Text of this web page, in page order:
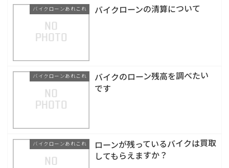
バイクローンあれこれ バイクローンの清算について
バイクローンあれこれ バイクのローン残高を調べたい
です
バイクローンあれこれ ローンが残っているバイクは買取
してもらえますか？